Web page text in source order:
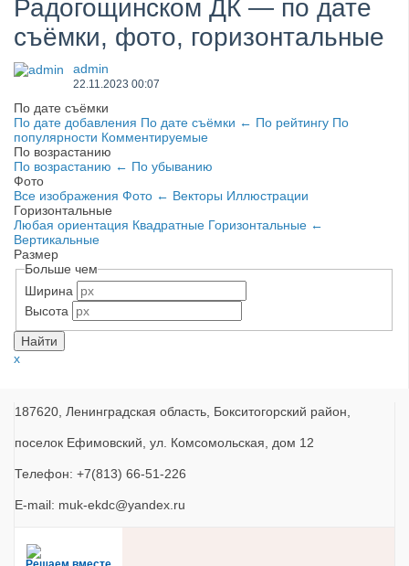
Радогощинском ДК — по дате
съёмки, фото, горизонтальные
admin
22.11.2023 00:07
По дате съёмки
По дате добавления По дате съёмки ← По рейтингу По
популярности Комментируемые
По возрастанию
По возрастанию ← По убыванию
Фото
Все изображения Фото ← Векторы Иллюстрации
Горизонтальные
Любая ориентация Квадратные Горизонтальные ←
Вертикальные
Размер
Больше чем
Ширина
Высота
x
187620, Ленинградская область, Бокситогорский район,
поселок Ефимовский, ул. Комсомольская, дом 12
Телефон: +7(813) 66-51-226
E-mail: muk-ekdc@yandex.ru